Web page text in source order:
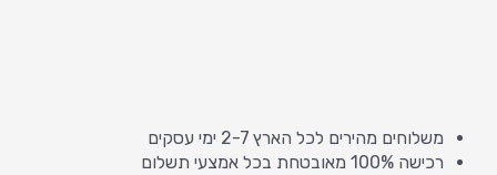
משלוחים מהירים לכל הארץ 2-7 ימי עסקים
רכישה 100% מאובטחת בכל אמצעי תשלום